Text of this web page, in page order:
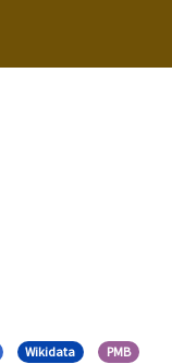
Wikidata PMB